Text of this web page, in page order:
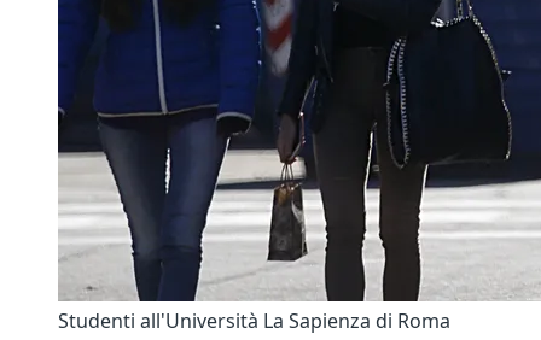
Studenti all'Università La Sapienza di Roma